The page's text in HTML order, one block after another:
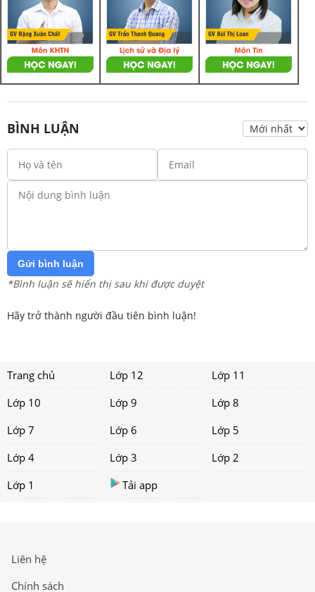
BÌNH LUẬN
Gửi bình luận
*Bình luận sẽ hiển thị sau khi được duyệt
Hãy trở thành người đầu tiên bình luận!
Trang chủ Lớp 12
Lớp 11
Lớp 10
Lớp 9
Lớp 8
Lớp 7
Lớp 6
Lớp 5
Lớp 4
Lớp 3
Lớp 2
Lớp 1
Tải app
Liên hệ
Chính sách